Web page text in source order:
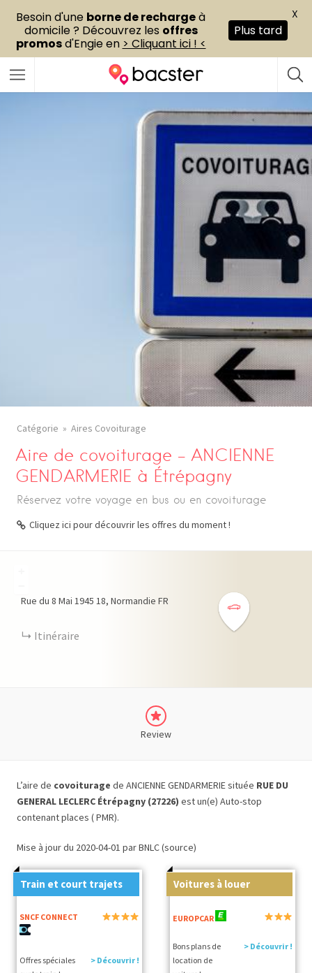
Catégorie Aires Covoiturage
Aire de covoiturage – ANCIENNE
GENDARMERIE à Étrépagny
Réservez votre voyage en bus ou en covoiturage
Cliquez ici pour découvrir les offres du moment !
Rue du 8 Mai 1945 18 Normandie FR
Itinéraire
Review
L’aire de covoiturage de ANCIENNE GENDARMERIE située RUE DU
GENERAL LECLERC Étrépagny (27226) est un(e) Auto-stop
contenant places ( PMR).
Mise à jour du 2020-04-01 par BNLC (source)
Train et court trajets
SNCF CONNECT
Offres spéciales
> Découvrir !
Voitures à louer
EUROPCAR
Bons plans de
location de
> Découvrir !
Besoin d'une borne de rechargeà
domicile ? Découvrez les offres
promosd'Engie en > Cliquant ici ! <
Plus tard
X